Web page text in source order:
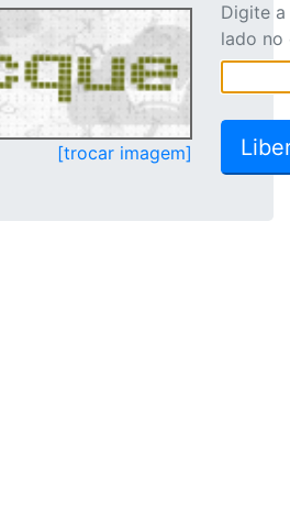
[trocar imagem]
Digite
lado no